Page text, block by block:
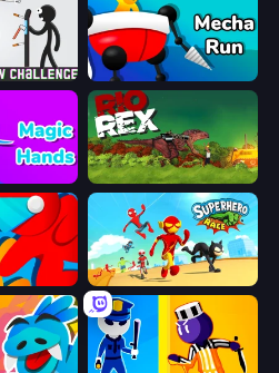
Ragdoll Throw Challenge Mecha Run
Rio Rex
Superhero Race!